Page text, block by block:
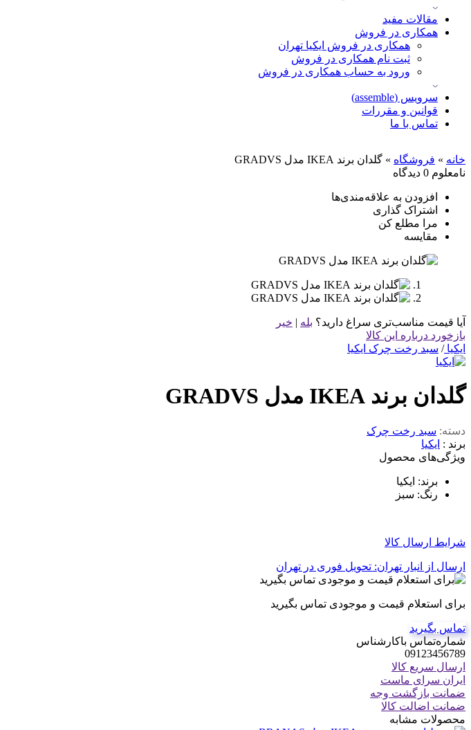
مقالات مفید
همکاری در فروش
همکاری در فروش ایکیا تهران
ثبت نام همکاری در فروش
ورود به حساب همکاری در فروش
سرویس (assemble)
قوانین و مقررات
تماس با ما
خانه » فروشگاه » گلدان برند IKEA مدل GRADVS
نامعلوم 0 دیدگاه
افزودن به علاقه‌مندی‌ها
اشتراک گذاری
مرا مطلع کن
مقایسه
آیا قیمت مناسب‌تری سراغ دارید؟ بله | خیر
بازخورد درباره این کالا
ایکیا / سبد رخت چرک ایکیا
گلدان برند IKEA مدل GRADVS
دسته: سبد رخت چرک
برند : ایکیا
ویژگی‌های محصول
برند: ایکیا
رنگ: سبز
شرایط ارسال کالا
ارسال از انبار تهران: تحویل فوری در تهران
برای استعلام قیمت و موجودی تماس بگیرید
تماس بگیرید
شماره‌تماس‌ با‌کارشناس
09123456789
ارسال سریع کالا
ایران سرای ماست
ضمانت بازگشت وجه
ضمانت اضالت کالا
محصولات مشابه